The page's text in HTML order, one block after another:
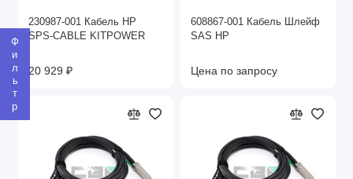
Фильтр
230987-001 Кабель HP
SPS-CABLE KITPOWER
20 929 ₽
608867-001 Кабель Шлейф
SAS HP
Цена по запросу